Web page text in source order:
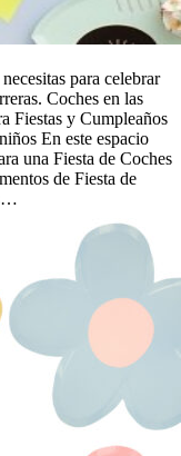
para celebrar
Coches en las
Fiestas y Cumpleaños
En este espacio
una Fiesta de Coches
de Fiesta de